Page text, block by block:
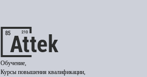
Обучение,
Курсы повышения квалификации,